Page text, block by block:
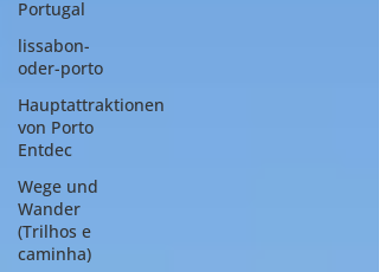
Portugal
lissabon-
oder-porto
Hauptattraktionen
von Porto
Entdec
Wege und
Wander
(Trilhos e
caminha)